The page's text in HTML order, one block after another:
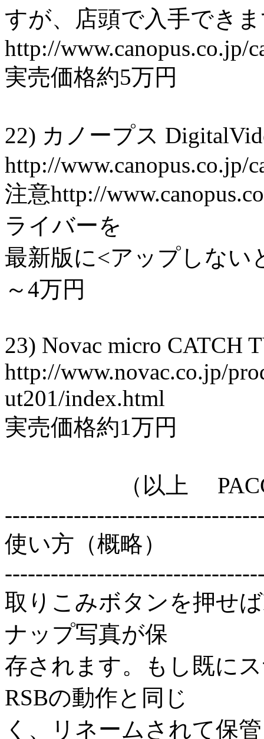
すが、店頭で入手でき
http://www.canopus.co.jp/
実売価格約5万円
22) カノープス
http://www.canopus.co.jp/
注意http://
ライバーを
最新版に<アップしない
～4万円
23) Novac micro CATCH
http://www.novac.co.jp/
ut201/index.html
実売価格約1万円
（以上 PACCO
使い方（概略）
取りこみボタンを押せ
ナップ写真が保
存されます。もし既に
RSBの動作と同じ
く、リネームされて保